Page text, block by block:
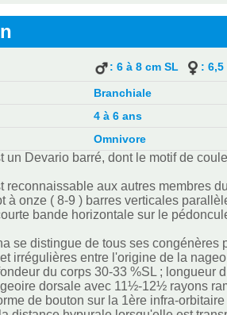
: 6 à 8 cm SL : 6,5
Branchiale
4 à 6 ans
Omnivore
un Devario barré, dont le motif de
reconnaissable aux autres membres
à onze ( 8-9 ) barres verticales
bande horizontale sur le
se distingue de tous ses
irrégulières entre l'origine de la
du corps 30-33 %SL ;
dorsale avec 11½-12½ rayons
de bouton sur la 1ère infra-